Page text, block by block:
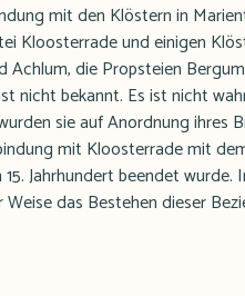
mit den Klöstern in
Kloosterrade und einigen
Achlum, die Propsteien
nicht bekannt. Es ist nicht
sie auf Anordnung ihres
mit Kloosterrade mit
Jahrhundert beendet
das Bestehen dieser